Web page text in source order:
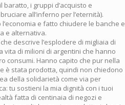
i gruppi d’acquisto e
all’inferno per l’eternità).
e fatto chiudere le banche e
e alternativa.
descrive l’esplodere di migliaia di
vita di milioni di argentini che hanno
consumi. Hanno capito che pur nella
è stata prodotta, quindi non chiedono
della solidarietà come via per
tu sostieni la mia dignità con i tuoi
fatta di centinaia di negozi e